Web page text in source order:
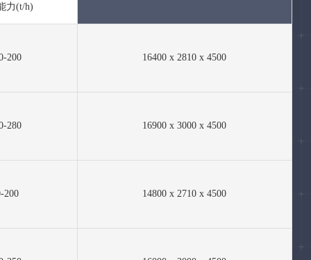
力(t/h)
200 16400 x 2810 x 4500
280 16900 x 3000 x 4500
200 14800 x 2710 x 4500